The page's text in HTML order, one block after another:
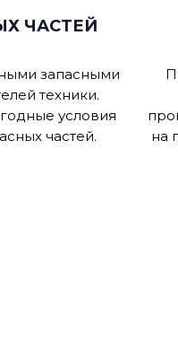
ЧАСТЕЙ
запасными
техники.
условия
частей.
на